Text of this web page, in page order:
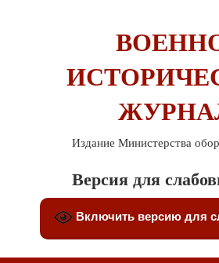
Издание Министерства
Версия для
Включить версию для